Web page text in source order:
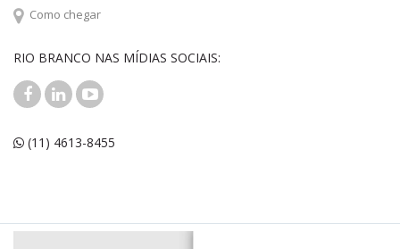
Como chegar
RIO BRANCO NAS MÍDIAS SOCIAIS:
(11) 4613-8455